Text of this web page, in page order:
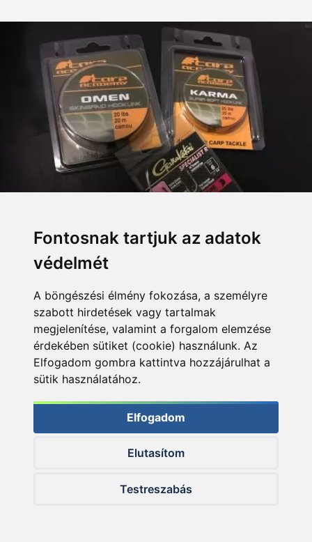
Fontosnak tartjuk az adatok
védelmét
A böngészési élmény fokozása, a személyre
szabott hirdetések vagy tartalmak
megjelenítése, valamint a forgalom elemzése
érdekében sütiket (cookie) használunk. Az
Elfogadom gombra kattintva hozzájárulhat a
sütik használatához.
Elfogadom
Elutasítom
Testreszabás
A Carp Academy kínálatából kétfajta zsinórt alkalmazok
bevonatost, valamint a bevonat nélküli Karmát